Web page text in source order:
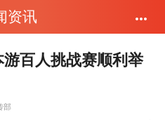
资讯 
百人挑战赛顺利举
部